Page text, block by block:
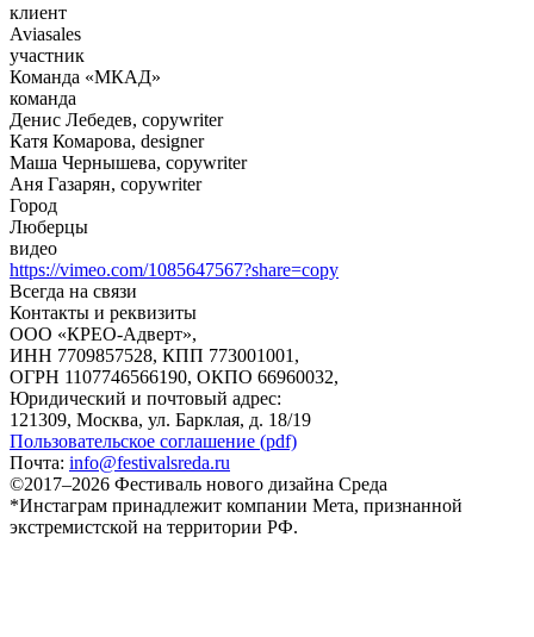
клиент
Aviasales
участник
Команда «МКАД»
команда
Денис Лебедев, copywriter
Катя Комарова, designer
Маша Чернышева, copywriter
Аня Газарян, copywriter
Город
Люберцы
видео
https://vimeo.com/1085647567?share=copy
Всегда на связи
Контакты и реквизиты
ООО «КРЕО‐Адверт»,
ИНН 7709857528, КПП 773001001,
ОГРН 1107746566190, ОКПО 66960032,
Юридический и почтовый адрес:
121309, Москва, ул. Барклая, д. 18/19
Пользовательское соглашение (pdf)
Почта: info@festivalsreda.ru
©2017–2026 Фестиваль нового дизайна Среда
*Инстаграм принадлежит компании Мета, признанной
экстремистской на территории РФ.